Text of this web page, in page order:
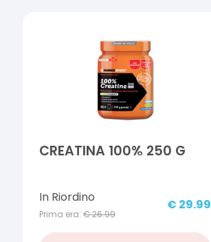
CREATINA 100% 250 G
In Riordino
Prima era: €26.99
€ 29.99